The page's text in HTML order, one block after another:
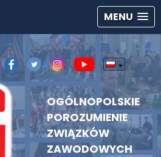
MENU
OGÓLNOPOLSKIE
POROZUMIENIE
ZWIĄZKÓW
ZAWODOWYCH